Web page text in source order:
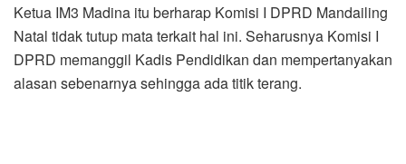
Ketua IM3 Madina itu berharap Komisi I DPRD Mandailing
Natal tidak tutup mata terkait hal ini. Seharusnya Komisi I
DPRD memanggil Kadis Pendidikan dan mempertanyakan
alasan sebenarnya sehingga ada titik terang.